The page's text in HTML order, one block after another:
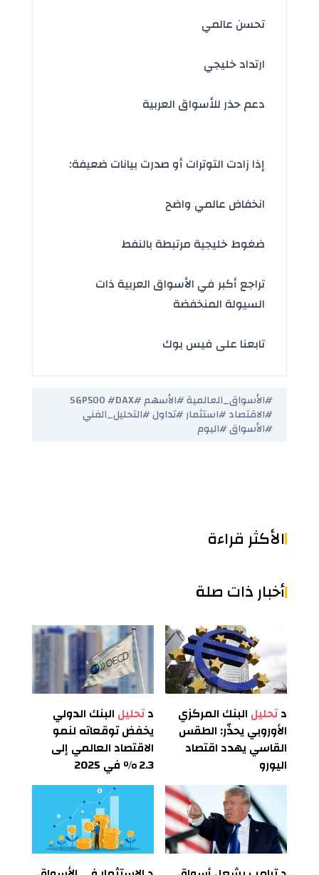
تحسن عالمي
ارتداد خليجي
دعم حذر للأسواق العربية
إذا زادت التوترات أو صدرت بيانات ضعيفة:
انخفاض عالمي واضح
ضغوط خليجية مرتبطة بالنفط
تراجع أكبر في الأسواق العربية ذات
السيولة المنخفضة
تابعنا على فيس بوك
#الأسواق_العالمية #الأسهم #S&P500 #DAX
#الاقتصاد #استثمار #تداول #التحليل_الفني
#الأسواق #اليوم
الأكثر قراءة
أخبار ذات صلة
دتحليل البنك المركزي
الأوروبي يحذّر: الطقس
القاسي يهدد اقتصاد
اليورو
دتحليل البنك الدولي
يخفض توقعاته لنمو
الاقتصاد العالمي إلى
2.3 % في 2025